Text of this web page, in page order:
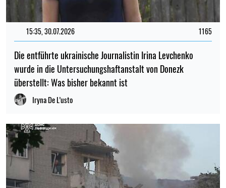
15:35, 30.07.2026 1165
Die entführte ukrainische Journalistin Irina Levchenko
wurde in die Untersuchungshaftanstalt von Donezk
überstellt: Was bisher bekannt ist
Iryna De L’usto